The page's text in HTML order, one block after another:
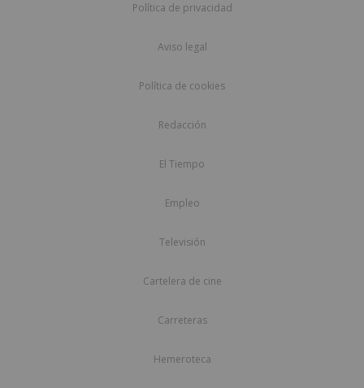
Política de privacidad
Aviso legal
Política de cookies
Redacción
El Tiempo
Empleo
Televisión
Cartelera de cine
Carreteras
Hemeroteca